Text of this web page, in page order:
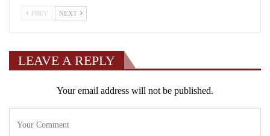
PREV NEXT
LEAVE A REPLY
Your email address will not be published.